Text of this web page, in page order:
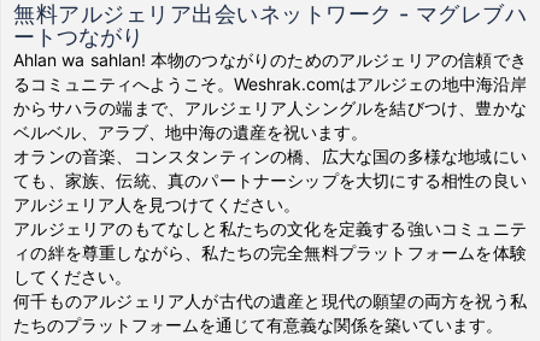
無料アルジェリア出会いネットワーク - マグレブハ
ートつながり
Ahlan wa sahlan! 本物のつながりのためのアルジェリアの信頼でき
るコミュニティへようこそ。Weshrak.comはアルジェの地中海沿岸
からサハラの端まで、アルジェリア人シングルを結びつけ、豊かな
ベルベル、アラブ、地中海の遺産を祝います。
オランの音楽、コンスタンティンの橋、広大な国の多様な地域にい
ても、家族、伝統、真のパートナーシップを大切にする相性の良い
アルジェリア人を見つけてください。
アルジェリアのもてなしと私たちの文化を定義する強いコミュニテ
ィの絆を尊重しながら、私たちの完全無料プラットフォームを体験
してください。
何千ものアルジェリア人が古代の遺産と現代の願望の両方を祝う私
たちのプラットフォームを通じて有意義な関係を築いています。